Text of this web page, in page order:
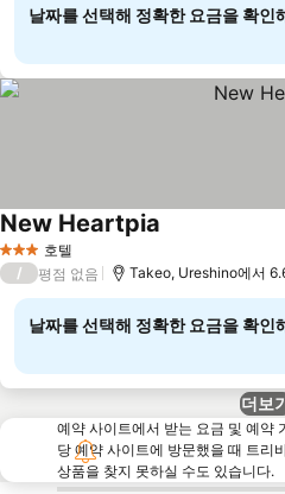
날짜를 선택해 정확한 요금을 확인
3 성급 호텔
New Heartpia
/ 평점 없음 Takeo, Ureshino에서
날짜를 선택해 정확한 요금을 확인
더보
예약 사이트에서 받는 요금 및 예약
당 예약 사이트에 방문했을 때 트리
상품을 찾지 못하실 수도 있습니다.